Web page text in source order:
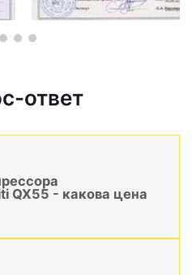
ответ
QX55 - какова цена